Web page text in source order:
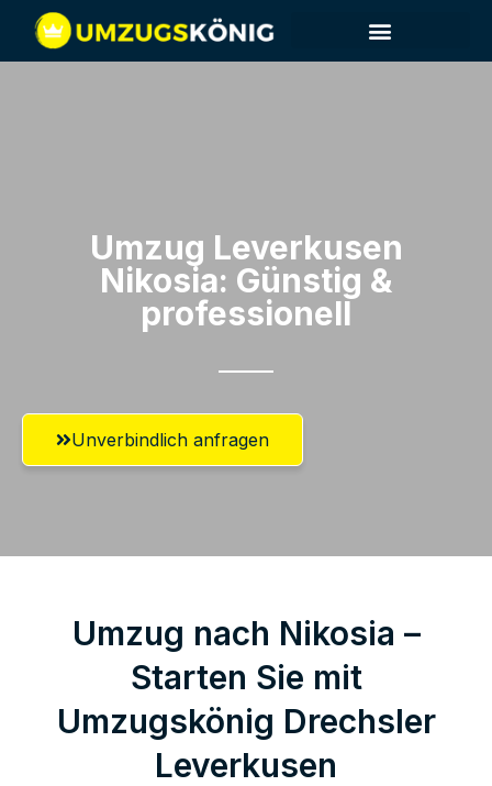
Umzug Leverkusen​
Nikosia: Günstig &
professionell​
Unverbindlich anfragen
Umzug nach Nikosia –
Starten Sie mit
Umzugskönig Drechsler
Leverkusen